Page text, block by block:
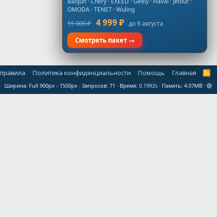
Политика конфиденциальности Помощь Главная
R
S
Ширина Запросов 71 Время 0.1992s Память 4.07MB
OMODA · TENET · Wuling
15 000 ₽ 4 999 ₽ до 9 августа
Смотреть пакет →